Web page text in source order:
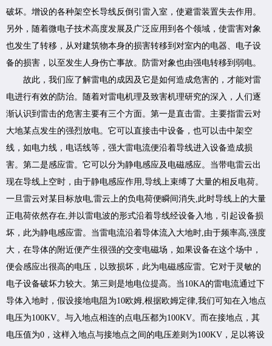
破坏。增设的各种架空长导线反倒引雷入室，使避雷装置失去作用。
另外，随着微电子技术高度发展及广泛应用到各个领域，使雷害对象
也发生了转移，从对建筑物本身的损害转移到对室内的电器、电子设
备的损害，以至发生人身伤亡事故。防雷对象也由强电转移到弱电。
故此，我们应了解雷电的成因及它是如何造成危害的，才能对雷
电进行有效的防治。随着对雷电机理及致害机理研究的深入，人们逐
渐认识到雷击的危害主要有三个方面。第一是直击雷。主要指雷云对
大地某点发生的强烈放电。它可以直接击中设备，也可以击中架空
线，如电力线，电话线等，强大雷电流便沿着导线进入设备造成损
害。第二是感应雷。它可以分为静电感应及电磁感应。当带电雷云出
现在导线上空时，由于静电感应作用,导线上束缚了大量的相反电荷。
一旦雷云对某目标放电,雷云上的负电荷便瞬间消失,此时导线上的大量
正电荷依然存在,并以雷电波的形式沿着导线经设备入地，引起设备损
坏，此为静电感应雷。当雷电流沿着导体流入大地时,由于频率高,强度
大，在导体的附近便产生很强的交变电磁场，如果设备在这个场中，
便会感应出很高的电压，以致损坏，此为电磁感应雷。它对于灵敏的
电子设备破坏力较大。第三则是地电位提高。当10KA的雷电流通过下
导体入地时，假设接地电阻为10欧姆,根据欧姆定律,我们可知在入地点
电压为100KV。与入地点相连的点电压都为100KV。而在接地点，其
电压值为0，这样入地点与接地点之间的电压差则为100KV，足以将设